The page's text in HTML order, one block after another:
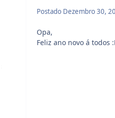
Postado Dezembro 30,
Opa,
Feliz ano novo á todos